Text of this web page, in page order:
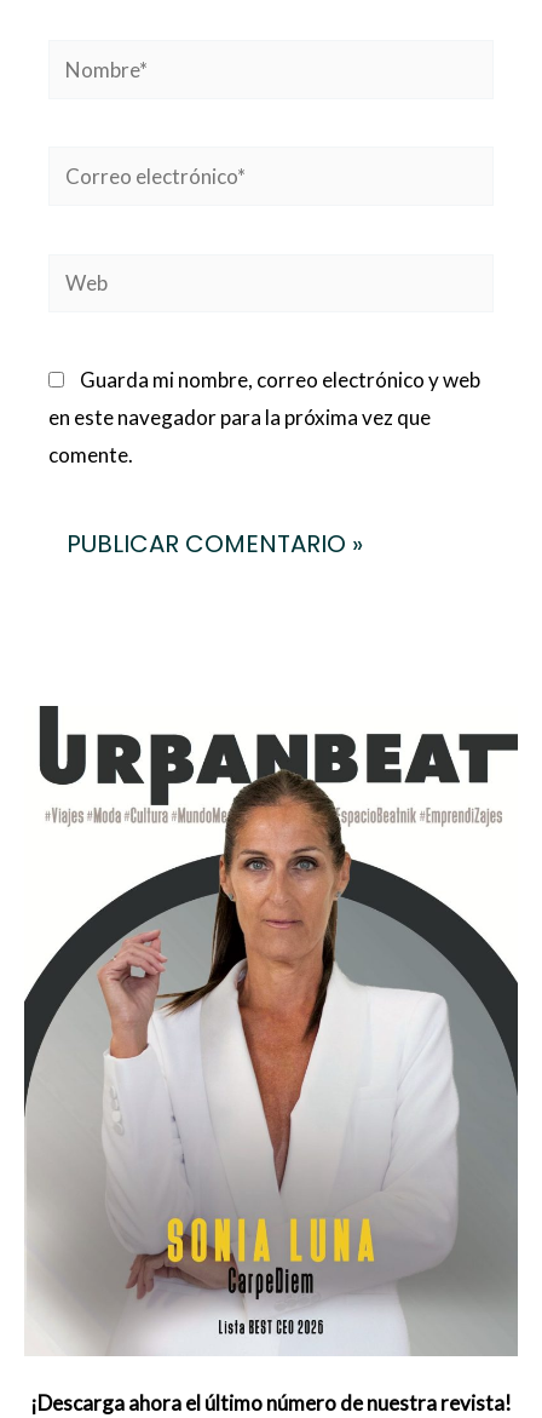
Nombre*
Correo
Web
Guarda mi nombre, correo electrónico y web
en este navegador para la próxima vez que
comente.
¡Descarga ahora el último número de nuestra revista!